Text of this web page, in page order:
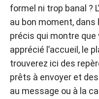
formel ni trop banal ?
au bon moment, dans
précis qui montre
apprécié l’accueil, le
trouverez ici des
prêts à envoyer et
au message ou à la